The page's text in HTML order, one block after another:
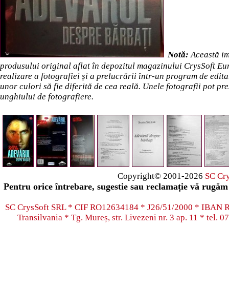
Notă: Această
produsului original aflat în depozitul magazinului CrysSoft
realizare a fotografiei și a prelucrării într-un program de
unor culori să fie diferită de cea reală. Unele fotografii pot
unghiului de fotografiere.
Copyright© 2001-2026 SC
Pentru orice întrebare, sugestie sau reclamație vă
SC CrysSoft SRL * CIF RO12634184 * J26/51/2000 * IBAN
Transilvania * Tg. Mureș, str. Livezeni nr. 3 ap. 11 * tel.